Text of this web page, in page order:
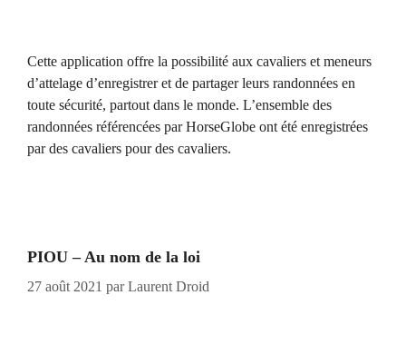
Cette application offre la possibilité aux cavaliers et meneurs
d’attelage d’enregistrer et de partager leurs randonnées en
toute sécurité, partout dans le monde. L’ensemble des
randonnées référencées par HorseGlobe ont été enregistrées
par des cavaliers pour des cavaliers.
PIOU – Au nom de la loi
27 août 2021 parLaurent Droid